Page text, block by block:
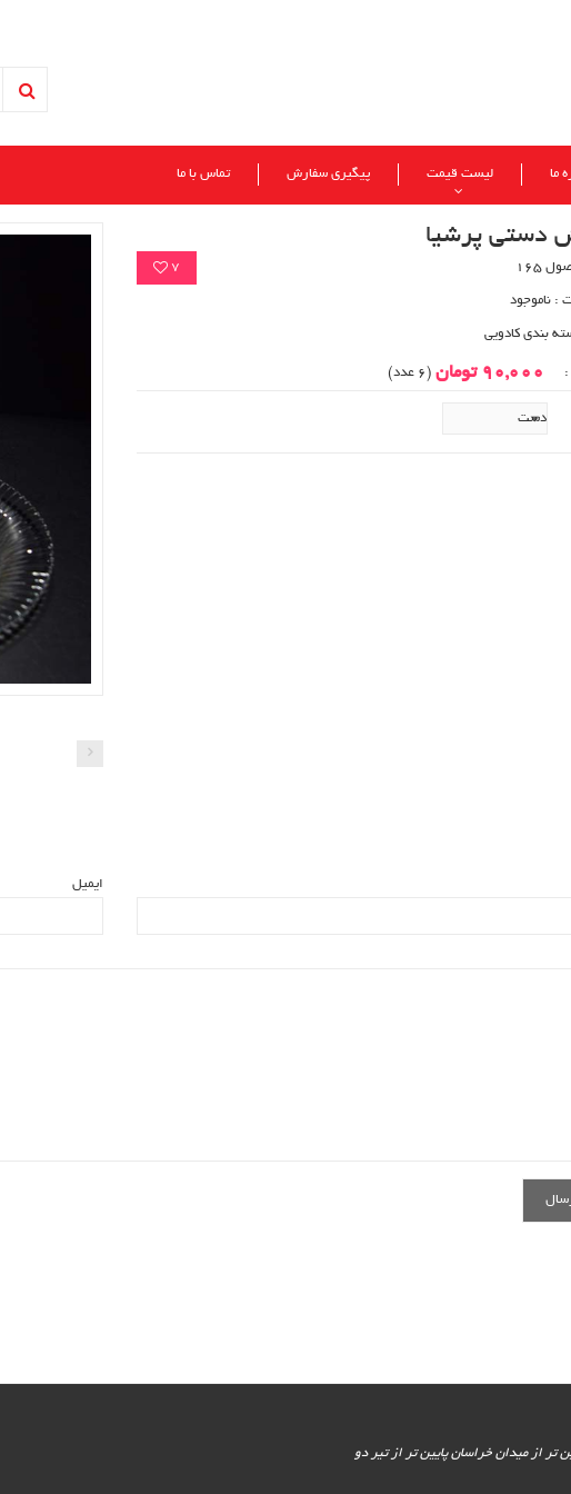
ما لیست قیمت پیگیری سفارش تماس با ما
دستی پرشیا
7 165
: ناموجود
بندی کادویی
: 90,000 تومان (6 عدد)
ایمیل
17 شهریور جنوبی - پایین تر از میدان خراسان پایین تر از تیر دو